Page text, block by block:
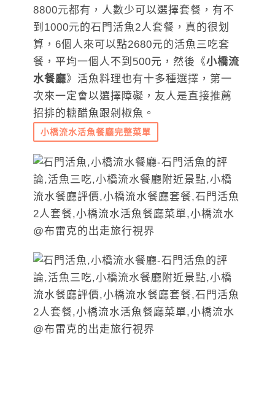
8800元都有，人數少可以選擇套餐，有不
到1000元的石門活魚2人套餐，真的很划
算，6個人來可以點2680元的活魚三吃套
餐，平均一個人不到500元，然後《小橋流
水餐廳》活魚料理也有十多種選擇，第一
次來一定會以選擇障礙，友人是直接推薦
招排的糖醋魚跟剁椒魚。
小橋流水活魚餐廳完整菜單